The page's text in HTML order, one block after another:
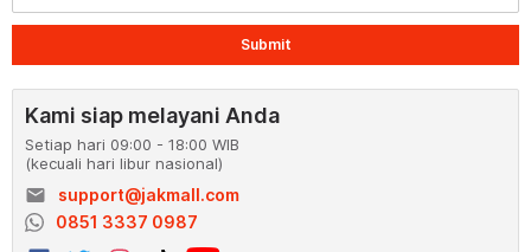
Submit
Kami siap melayani Anda
Setiap hari 09:00 - 18:00 WIB
(kecuali hari libur nasional)
email
support@jakmall.com
0851 3337 0987